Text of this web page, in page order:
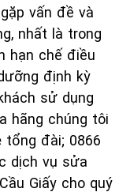
vấn đề và
nhất là trong
hạn chế điều
định kỳ
sử dụng
hãng chúng tôi
tổng đài; 0866
dịch vụ sửa
Giấy cho quý